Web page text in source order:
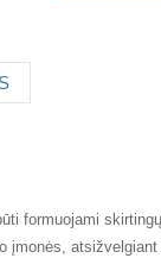
formuojami
įmonės,